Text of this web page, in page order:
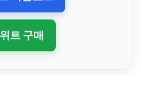
트 구매